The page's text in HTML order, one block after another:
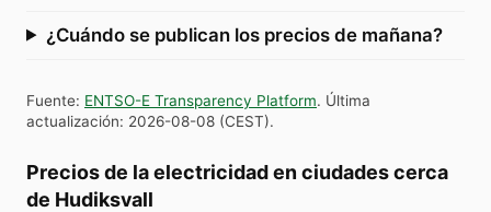
¿Cuándo se publican los precios de mañana?
Fuente: ENTSO-E Transparency Platform. Última
actualización: 2026-08-08 (CEST).
Precios de la electricidad en ciudades cerca
de Hudiksvall